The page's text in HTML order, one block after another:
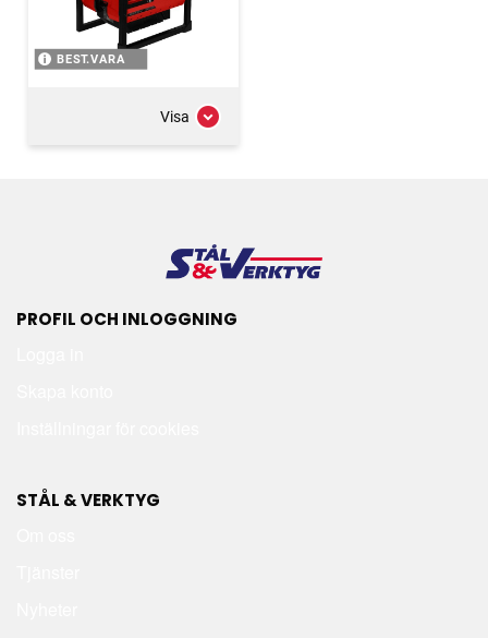
BEST.VARA
Visa
PROFIL OCH INLOGGNING
STÅL & VERKTYG